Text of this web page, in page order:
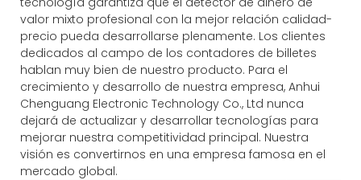
valor mixto profesional con la mejor relación calidad-
precio pueda desarrollarse plenamente. Los clientes
dedicados al campo de los contadores de billetes
hablan muy bien de nuestro producto. Para el
crecimiento y desarrollo de nuestra empresa, Anhui
Chenguang Electronic Technology Co., Ltd nunca
dejará de actualizar y desarrollar tecnologías para
mejorar nuestra competitividad principal. Nuestra
visión es convertirnos en una empresa famosa en el
mercado global.